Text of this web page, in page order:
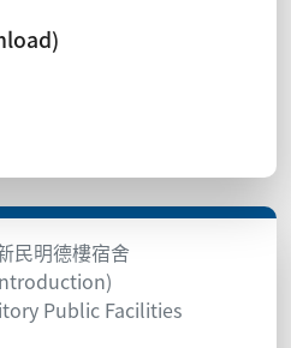
民明德樓宿舍
Public Facilities